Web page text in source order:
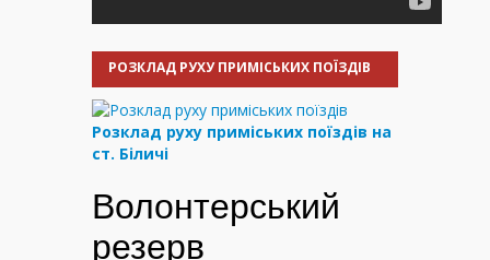
РОЗКЛАД РУХУ ПРИМІСЬКИХ ПОЇЗДІВ
Розклад руху приміських поїздів на
ст. Біличі